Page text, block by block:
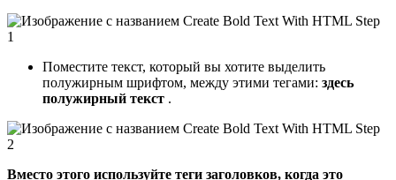
Поместите текст, который вы хотите выделить
полужирным шрифтом, между этими тегами: здесь
полужирный текст .
Вместо этого используйте теги заголовков, когда это